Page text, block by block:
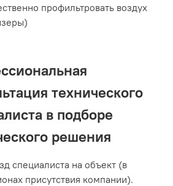
профильтровать воздух
технического
в подборе
решения
специалиста на объект (в
присутствия компании).